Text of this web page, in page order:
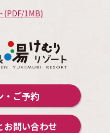
(PDF/1MB)
・ご予約
お問い合わせ